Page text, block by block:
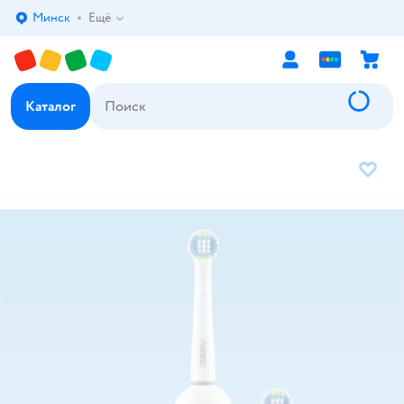
Выбор адреса доставки.
Минск Ещё
Каталог
В